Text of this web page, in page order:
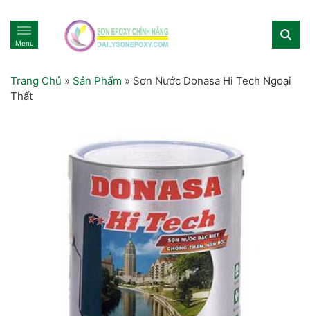
Menu
Trang Chủ » Sản Phẩm » Sơn Nước Donasa Hi Tech Ngoại
Thất